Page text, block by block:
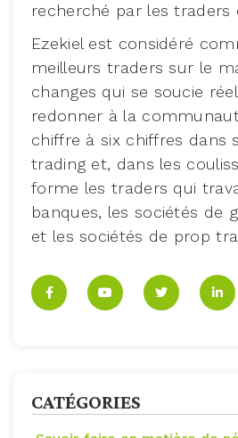
recherché par les traders
Ezekiel est considéré
meilleurs traders sur le
changes qui se soucie
redonner à la
chiffre à six chiffres dans
trading et, dans les
forme les traders qui
banques, les sociétés de
et les sociétés de prop
CATÉGORIES